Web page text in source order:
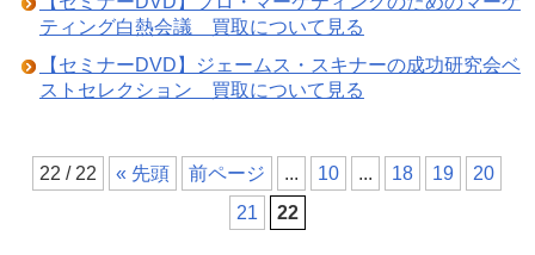
ティング白熱会議 買取について見る
【セミナーDVD】ジェームス・スキナーの成功研究会ベ
ストセレクション 買取について見る
22 / 22 « 先頭 前ページ ... 10 ... 18 19
20
21
22